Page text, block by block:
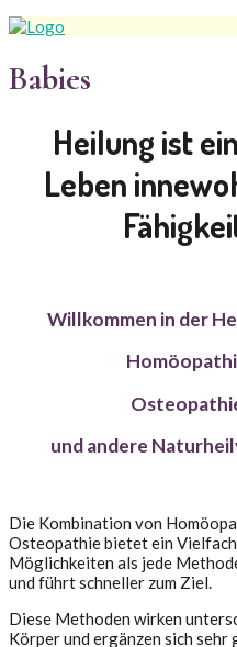
Babies
Heilung ist
Leben
Willkommen in der
und andere
Die Kombination von
Osteopathie bietet ein
Möglichkeiten als jede
und führt schneller zum Ziel.
Diese Methoden wirken
Körper und ergänzen sich sehr